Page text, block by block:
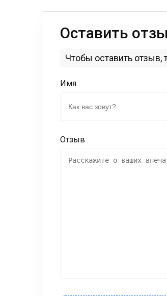
Оставить
Чтобы оставить отзыв,
Имя
Отзыв